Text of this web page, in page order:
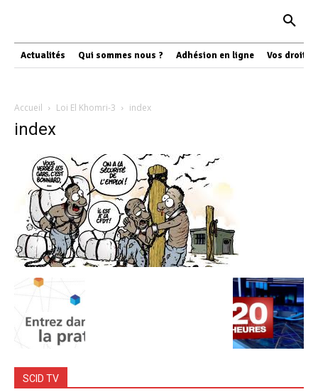
Actualités Qui sommes nous ? Adhésion en ligne Vos droits
Accueil Loi El Khomri-3 index
index
SCID TV